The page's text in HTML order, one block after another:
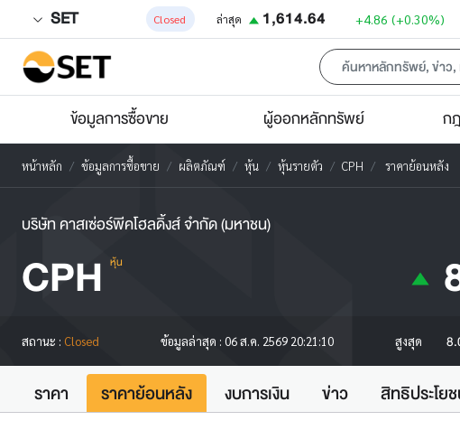
SET Closed ล่าสุด 1,614.64 +4.86 (+0.30%)
ข้อมูลการซื้อขาย ผู้ออกหลักทรัพย์ ก
หน้าหลัก ข้อมูลการซื้อขาย ผลิตภัณฑ์ หุ้น หุ้นรายตัว CPH ราคาย้อนหลัง
บริษัท คาสเซ่อร์พีคโฮลดิ้งส์ จำกัด (มหาชน)
CPH หุ้น
สถานะ : Closed ข้อมูลล่าสุด : 06 ส.ค. 2569 20:21:10 สูงสุด
ราคา ราคาย้อนหลัง งบการเงิน ข่าว สิทธิประโย